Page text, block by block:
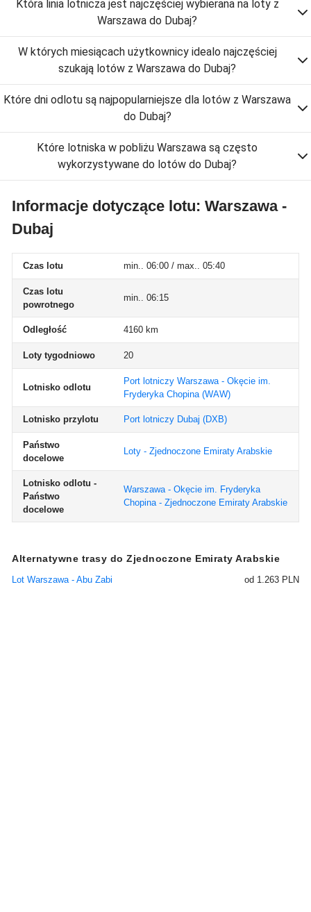
Która linia lotnicza jest najczęściej wybierana na loty z
Warszawa do Dubaj?
W których miesiącach użytkownicy idealo najczęściej
szukają lotów z Warszawa do Dubaj?
Które dni odlotu są najpopularniejsze dla lotów z Warszawa
do Dubaj?
Które lotniska w pobliżu Warszawa są często
wykorzystywane do lotów do Dubaj?
Informacje dotyczące lotu: Warszawa -
Dubaj
Czas lotu min.. 06:00 / max.. 05:40
Czas lotu
powrotnego
min.. 06:15
Odległość 4160 km
Loty tygodniowo 20
Lotnisko odlotu
Port lotniczy Warszawa - Okęcie im.
Fryderyka Chopina(WAW)
Lotnisko przylotu Port lotniczy Dubaj (DXB)
Państwo
docelowe
Loty - Zjednoczone Emiraty Arabskie
Lotnisko odlotu -
Państwo
docelowe
Warszawa - Okęcie im. Fryderyka
Chopina - Zjednoczone Emiraty Arabskie
Alternatywne trasy do Zjednoczone Emiraty Arabskie
Lot Warszawa - Abu Zabi od 1.263 PLN